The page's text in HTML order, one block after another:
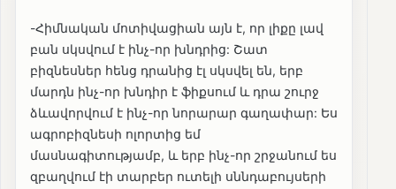
-Հիմնական մոտիվացիան այն է, որ լիքը լավ
բան սկսվում է ինչ-որ խնդրից: Շատ
բիզնեսներ հենց դրանից էլ սկսվել են, երբ
մարդն ինչ-որ խնդիր է ֆիքսում և դրա շուրջ
ձևավորվում է ինչ-որ նորարար գաղափար: Ես
ագրոբիզնեսի ոլորտից եմ
մասնագիտությամբ, և երբ ինչ-որ շրջանում ես
զբաղվում էի տարբեր ուտելի սննդաբույսերի